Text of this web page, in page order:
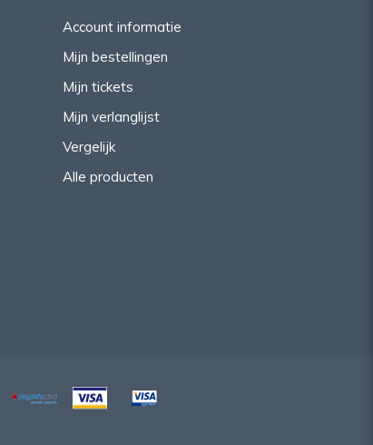
Account informatie
Mijn bestellingen
Mijn tickets
Mijn verlanglijst
Vergelijk
Alle producten